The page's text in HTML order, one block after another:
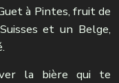
à Pintes, fruit de
et un Belge,
la bière qui te